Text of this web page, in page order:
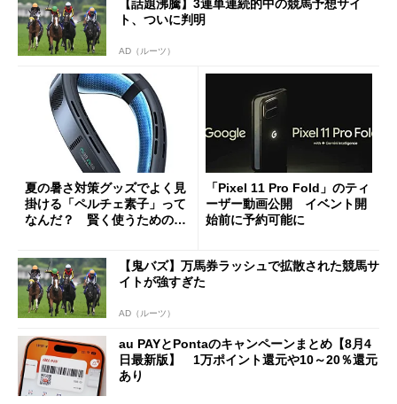
【話題沸騰】3連単連続的中の競馬予想サイ
ト、ついに判明
AD（ルーツ）
夏の暑さ対策グッズでよく見
掛ける「ペルチェ素子」って
なんだ？ 賢く使うための注
「Pixel 11 Pro Fold」のティ
ーザー動画公開 イベント開
始前に予約可能に
【鬼バズ】万馬券ラッシュで拡散された競馬サ
イトが強すぎた
AD（ルーツ）
au PAYとPontaのキャンペーンまとめ【8月4
日最新版】 1万ポイント還元や10～20％還元
あり